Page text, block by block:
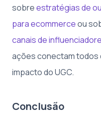
sobreestratégias de
para ecommerceou
canais de
ações conectam todos
impacto do UGC.
Conclusão